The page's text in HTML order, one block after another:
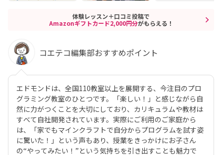
体験レッスン＋口コミ投稿で
Amazonギフトカード2,000円分がもらえる！
コエテコ編集部おすすめポイント
エドモンドは、全国110教室以上を展開する、今注目のプロ
グラミング教室のひとつです。「楽しい！」と感じながら自
然に力がつくことを大切にしており、カリキュラムや教材は
すべて自社開発されています。実際にご利用のご家庭から
は、「家でもマインクラフトで自分からプログラムを試す姿
に驚いた！」という声もあり、授業をきっかけにお子さん
の“やってみたい！”という気持ちを引き出すことも魅力で